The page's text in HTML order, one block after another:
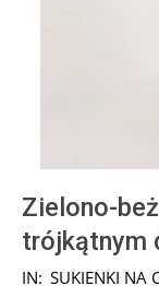
Zielono-
trójkątnym
2024-
IN: SUKIENKI NA